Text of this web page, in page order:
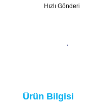
Hızlı Gönderi
Ürün Bilgisi